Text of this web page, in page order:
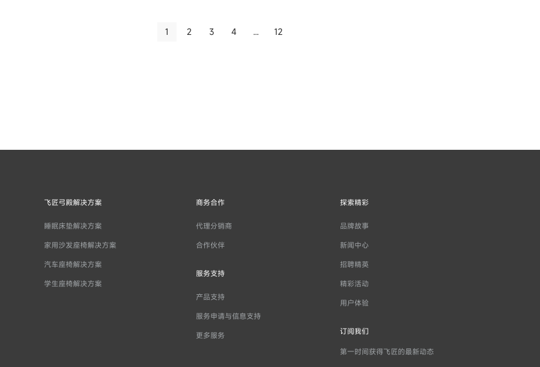
1 2 3 4 ... 12
飞匠弓殿解决方案
睡眠床垫解决方案
家用沙发座椅解决方案
汽车座椅解决方案
学生座椅解决方案
商务合作
代理分销商
合作伙伴
服务支持
产品支持
服务申请与信息支持
更多服务
探索精彩
品牌故事
新闻中心
招聘精英
精彩活动
用户体验
订阅我们
第一时间获得飞匠的最新动态